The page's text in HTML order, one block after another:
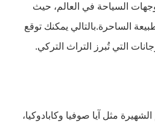
السياحة في العالم، حيث
الساحرة.بالتالي يمكنك توقع
التي تُبرز التراث التركي.
مثل آيا صوفيا وكابادوكيا،